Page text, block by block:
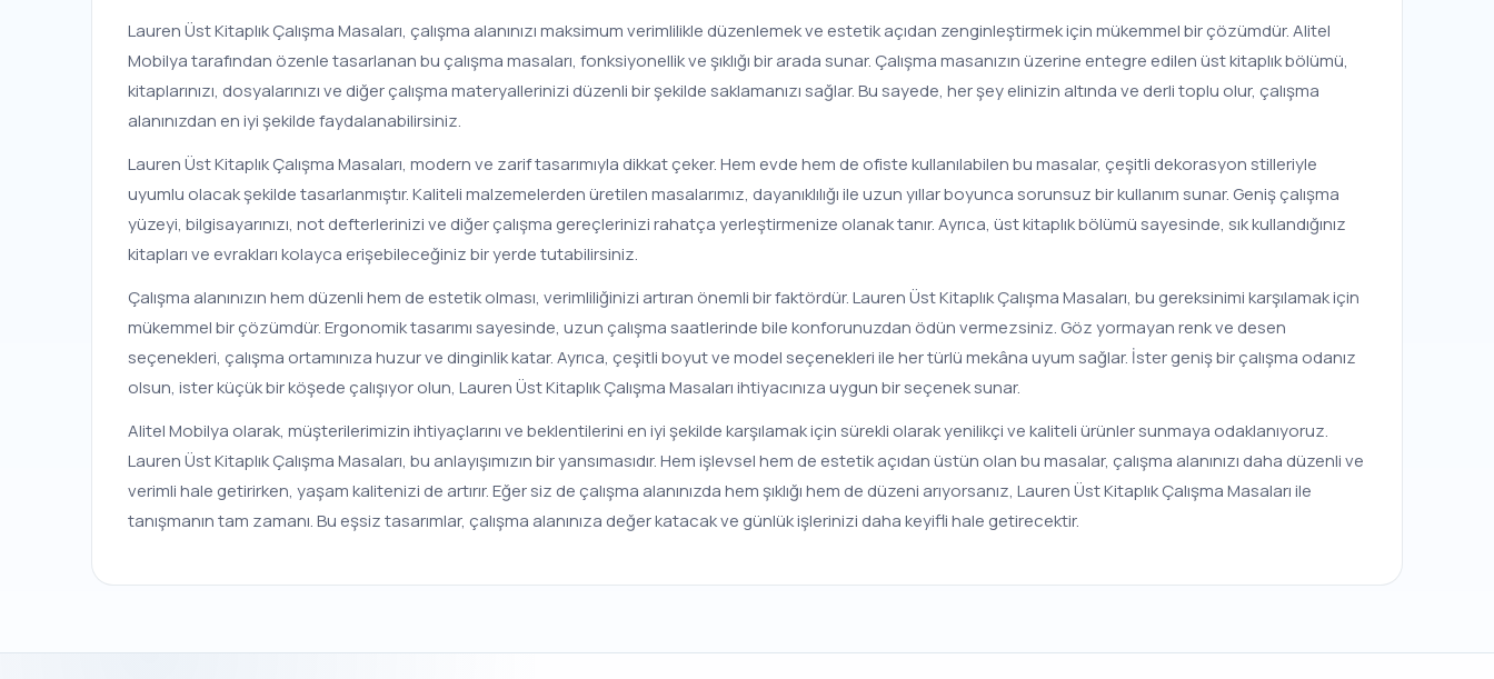
Lauren Üst Kitaplık Çalışma Masaları, çalışma alanınızı maksimum verimlilikle düzenlemek ve estetik açıdan zenginleştirmek için mükemmel bir çözümdür. Alitel
Mobilya tarafından özenle tasarlanan bu çalışma masaları, fonksiyonellik ve şıklığı bir arada sunar. Çalışma masanızın üzerine entegre edilen üst kitaplık bölümü,
kitaplarınızı, dosyalarınızı ve diğer çalışma materyallerinizi düzenli bir şekilde saklamanızı sağlar. Bu sayede, her şey elinizin altında ve derli toplu olur, çalışma
alanınızdan en iyi şekilde faydalanabilirsiniz.
Lauren Üst Kitaplık Çalışma Masaları, modern ve zarif tasarımıyla dikkat çeker. Hem evde hem de ofiste kullanılabilen bu masalar, çeşitli dekorasyon stilleriyle
uyumlu olacak şekilde tasarlanmıştır. Kaliteli malzemelerden üretilen masalarımız, dayanıklılığı ile uzun yıllar boyunca sorunsuz bir kullanım sunar. Geniş çalışma
yüzeyi, bilgisayarınızı, not defterlerinizi ve diğer çalışma gereçlerinizi rahatça yerleştirmenize olanak tanır. Ayrıca, üst kitaplık bölümü sayesinde, sık kullandığınız
kitapları ve evrakları kolayca erişebileceğiniz bir yerde tutabilirsiniz.
Çalışma alanınızın hem düzenli hem de estetik olması, verimliliğinizi artıran önemli bir faktördür. Lauren Üst Kitaplık Çalışma Masaları, bu gereksinimi karşılamak için
mükemmel bir çözümdür. Ergonomik tasarımı sayesinde, uzun çalışma saatlerinde bile konforunuzdan ödün vermezsiniz. Göz yormayan renk ve desen
seçenekleri, çalışma ortamınıza huzur ve dinginlik katar. Ayrıca, çeşitli boyut ve model seçenekleri ile her türlü mekâna uyum sağlar. İster geniş bir çalışma odanız
olsun, ister küçük bir köşede çalışıyor olun, Lauren Üst Kitaplık Çalışma Masaları ihtiyacınıza uygun bir seçenek sunar.
Alitel Mobilya olarak, müşterilerimizin ihtiyaçlarını ve beklentilerini en iyi şekilde karşılamak için sürekli olarak yenilikçi ve kaliteli ürünler sunmaya odaklanıyoruz.
Lauren Üst Kitaplık Çalışma Masaları, bu anlayışımızın bir yansımasıdır. Hem işlevsel hem de estetik açıdan üstün olan bu masalar, çalışma alanınızı daha düzenli ve
verimli hale getirirken, yaşam kalitenizi de artırır. Eğer siz de çalışma alanınızda hem şıklığı hem de düzeni arıyorsanız, Lauren Üst Kitaplık Çalışma Masaları ile
tanışmanın tam zamanı. Bu eşsiz tasarımlar, çalışma alanınıza değer katacak ve günlük işlerinizi daha keyifli hale getirecektir.